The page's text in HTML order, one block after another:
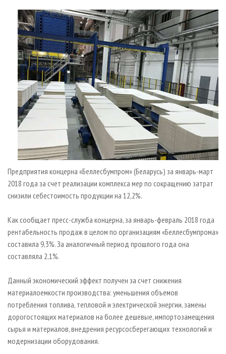
ДЕРЕВЯННОЕ ДОМОСТРОЕНИЕ
ПРОИЗВОДСТВО МЕБЕЛИ
БИОЭНЕРГЕТИКА
ЦБП
ИНСТРУМЕНТ И МАТЕРИАЛЫ
ОФИЦИАЛЬНЫЕ ДЕЛЕГАЦИИ
ПРИОРИТЕТНЫЕ ИНВЕСТПРОЕКТЫ
RUSSIAN FORESTRY REVIEW
ГАЗЕТА ЛЕСПРОМФОРУМ
БИБЛИОТЕКА СПЕЦИАЛИСТА
Предприятия концерна «Беллесбумпром» (Беларусь) за январь-март
2018 года за счет реализации комплекса мер по сокращению затрат
снизили себестоимость продукции на 12,2%.
Как сообщает пресс-служба концерна, за январь-февраль 2018 года
рентабельность продаж в целом по организациям «Беллесбумпрома»
составила 9,3%. За аналогичный период прошлого года она
составляла 2,1%.
Данный экономический эффект получен за счет снижения
материалоемкости производства: уменьшения объемов
потребления топлива, тепловой и электрической энергии, замены
дорогостоящих материалов на более дешевые, импортозамещения
сырья и материалов, внедрения ресурсосберегающих технологий и
модернизации оборудования.